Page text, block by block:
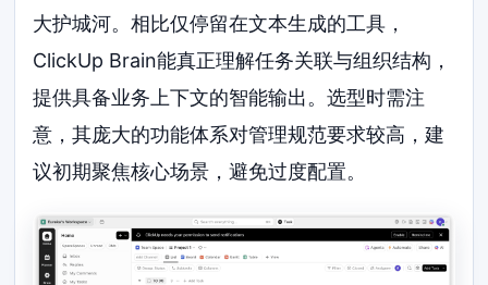
大护城河。相比仅停留在文本生成的工具，
ClickUp Brain能真正理解任务关联与组织结构，
提供具备业务上下文的智能输出。选型时需注
意，其庞大的功能体系对管理规范要求较高，建
议初期聚焦核心场景，避免过度配置。